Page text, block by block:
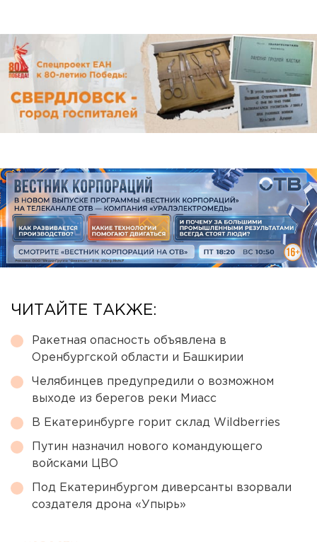
ЧИТАЙТЕ ТАКЖЕ:
Ракетная опасность объявлена в
Оренбургской области и Башкирии
Челябинцев предупредили о возможном
выходе из берегов реки Миасс
В Екатеринбурге горит склад Wildberries
Путин назначил нового командующего
войсками ЦВО
Под Екатеринбургом диверсанты взорвали
создателя дрона «Упырь»